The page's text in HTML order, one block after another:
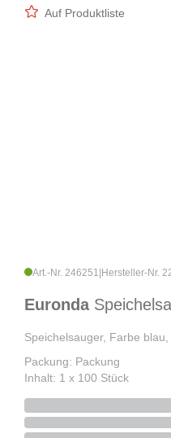
Auf Produktliste
Art.-Nr. 246251 Hersteller-Nr.
Euronda
Speichelsauger, Farbe
Packung: Packung
Inhalt: 1 x 100 Stück